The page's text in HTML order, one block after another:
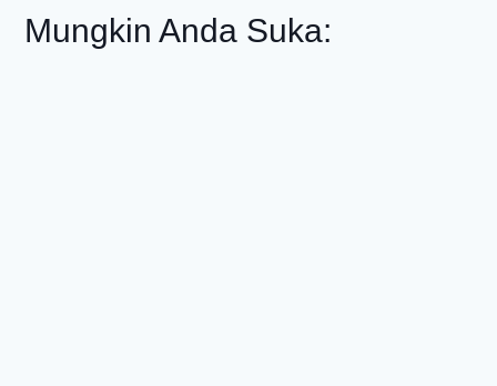
Mungkin Anda Suka: